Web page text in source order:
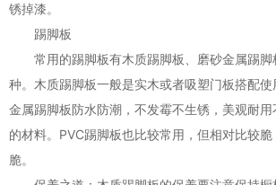
锈掉漆。
踢脚板
常用的踢脚板有木质踢脚板、磨砂金属踢脚
种。木质踢脚板一般是实木或者吸塑门板搭配
金属踢脚板防水防潮，不发霉不生锈，美观耐
的材料。PVC踢脚板也比较常用，但相对比较
脆。